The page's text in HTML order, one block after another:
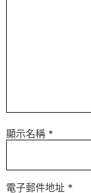
顯示名稱 *
電子郵件地址 *